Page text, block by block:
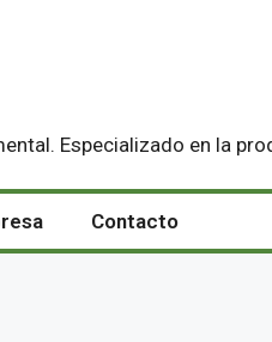
Especializado en la
Contacto